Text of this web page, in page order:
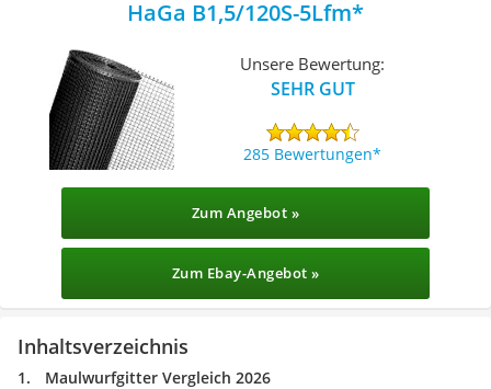
HaGa B1,5/120S-5Lfm
Unsere Bewertung:
SEHR GUT
285 Bewertungen
Zum Angebot »
Zum Ebay-Angebot »
Inhaltsverzeichnis
Maulwurfgitter Vergleich 2026